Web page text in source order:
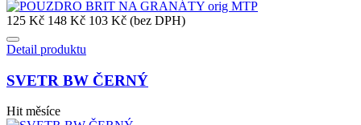
125 Kč 148 Kč 103 Kč (bez DPH)
Detail produktu
SVETR BW ČERNÝ
Hit měsíce